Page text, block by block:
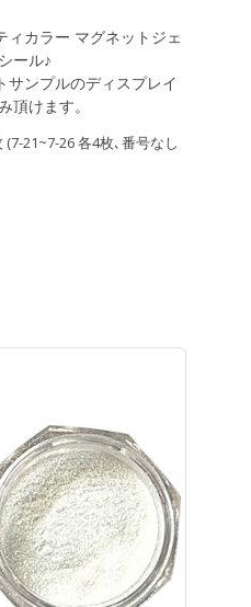
カラー マグネットジェ
ール♪
サンプルのディスプレイ
頂けます。
21~7-26 各4枚､番号なし